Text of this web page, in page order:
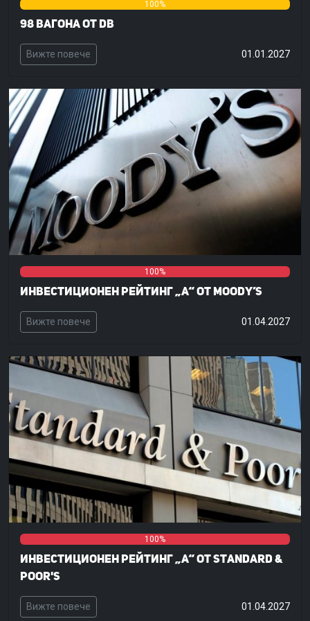
0% 100%
98 вагона от DB
Вижте повече 01.01.2027
0%
0% 100%
Инвестиционен рейтинг „A“ от Moody’s
Вижте повече 01.04.2027
0%
0% 100%
Инвестиционен рейтинг „А“ от Standard &
Poor's
Вижте повече 01.04.2027